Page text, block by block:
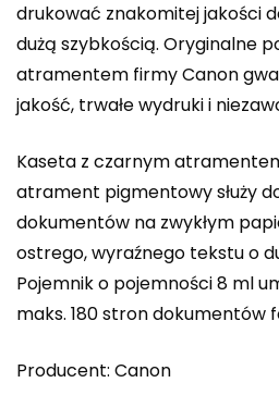
drukować znakomitej jakości
dużą szybkością. Oryginalne
atramentem firmy Canon
jakość, trwałe wydruki i
Kaseta z czarnym
atrament pigmentowy służy
dokumentów na zwykłym
ostrego, wyraźnego tekstu o
Pojemnik o pojemności 8 ml
maks. 180 stron dokumentów
Producent: Canon